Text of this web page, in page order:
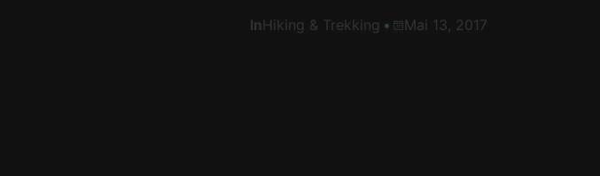
InHiking & Trekking Mai 13, 2017